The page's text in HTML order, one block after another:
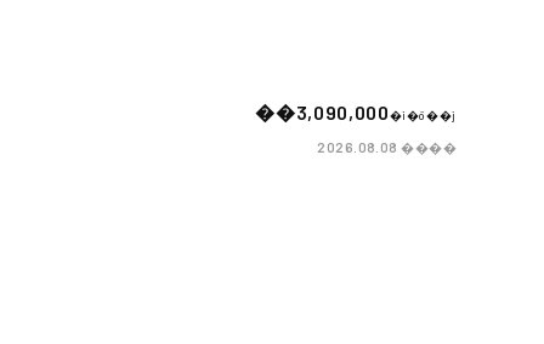
��3,090,000�i�ō��j
2026.08.08����